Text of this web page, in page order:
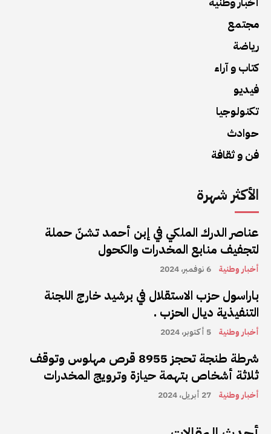
مجتمع
رياضة
كتاب و آراء
فيديو
تكنولوجيا
حوادث
فن و ثقافة
الأكثر شهرة
عناصر الدرك الملكي في إبن أحمد تشنّ حملة
لتجفيف منابع المخدرات والكحول
أخبار وطنية 6 نوفمبر، 2024
باراسول حزب الاستقلال في برشيد خارج اللجنة
التنفيذية ديال الحزب .
أخبار وطنية 5 أكتوبر، 2024
شرطة طنجة تحجز 8955 قرص مهلوس وتوقف
ثلاثة أشخاص بتهمة حيازة وترويج المخدرات
أخبار وطنية 27 أبريل، 2024